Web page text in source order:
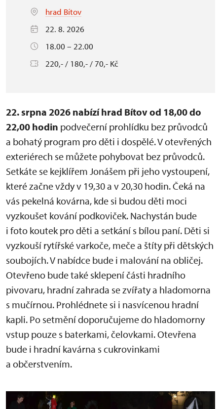
hrad Bítov
22. 8. 2026
18.00 – 22.00
220,- / 180,- / 70,- Kč
22. srpna 2026 nabízí hrad Bítov od 18,00 do
22,00 hodin podvečerní prohlídku bez průvodců
a bohatý program pro děti i dospělé. V otevřených
exteriérech se můžete pohybovat bez průvodců.
Setkáte se kejklířem Jonášem při jeho vystoupení,
které začne vždy v 19,30 a v 20,30 hodin. Čeká na
vás pekelná kovárna, kde si budou děti moci
vyzkoušet kování podkoviček. Nachystán bude
i foto koutek pro děti a setkání s bílou paní. Děti si
vyzkouší rytířské varkoče, meče a štíty při dětských
soubojích. V nabídce bude i malování na obličej.
Otevřeno bude také sklepení části hradního
pivovaru, hradní zahrada se zvířaty a hladomorna
s mučírnou. Prohlédnete si i nasvícenou hradní
kapli. Po setmění doporučujeme do hladomorny
vstup pouze s baterkami, čelovkami. Otevřena
bude i hradní kavárna s cukrovinkami
a občerstvením.